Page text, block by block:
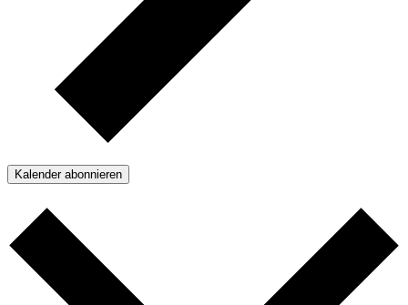
Kalender abonnieren